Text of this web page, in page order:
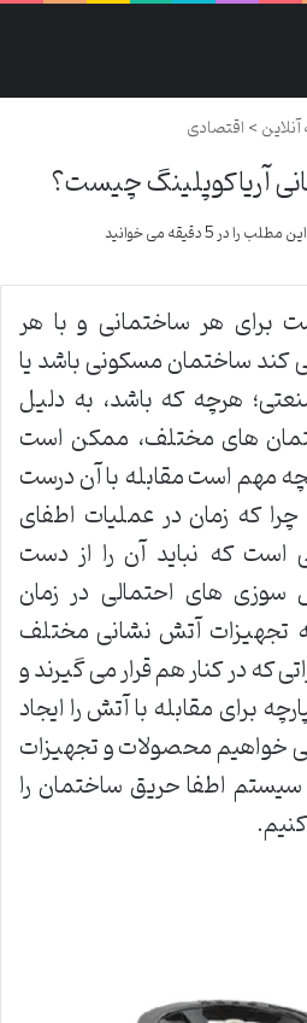
>اقتصادی
آریاکوپلینگ چیست؟
این مطلب را در 5 دقیقه می خوانید
هر ساختمانی و با هر
کند ساختمان مسکونی باشد یا
هرچه که باشد، به دلیل
های مختلف، ممکن است
مهم است مقابله با آن درست
که زمان در عملیات اطفای
است که نباید آن را از دست
سوزی های احتمالی در زمان
تجهیزات آتش نشانی مختلف
که در کنار هم قرار می گیرند و
برای مقابله با آتش را ایجاد
خواهیم محصولات و تجهیزات
اطفا حریق ساختمان را